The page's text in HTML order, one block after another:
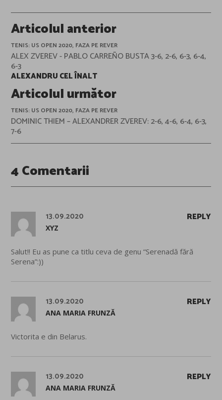
Post
navigation
Articolul anterior
TENIS: US OPEN 2020, FAZA PE REVER
ALEX ZVEREV - PABLO CARREÑO BUSTA 3-6, 2-6, 6-3, 6-4,
6-3
ALEXANDRU CEL ÎNALT
Articolul următor
TENIS: US OPEN 2020, FAZA PE REVER
DOMINIC THIEM – ALEXANDRER ZVEREV: 2-6, 4-6, 6-4, 6-3,
7-6
4 Comentarii
REPLY
13.09.2020
XYZ
Salut!! Eu as pune ca titlu ceva de genu “Serenadă fără
Serena”:))
REPLY
13.09.2020
ANA MARIA FRUNZĂ
Victorita e din Belarus.
REPLY
13.09.2020
ANA MARIA FRUNZĂ